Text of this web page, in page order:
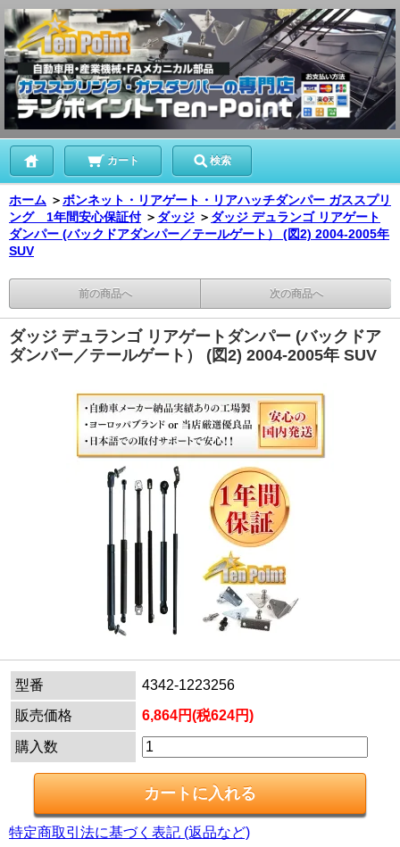
カート 検索
ホーム ＞ボンネット・リアゲート・リアハッチダンパー ガススプリ
ング 1年間安心保証付 ＞ ダッジ ＞ ダッジ デュランゴ リアゲート
ダンパー (バックドアダンパー／テールゲート） (図2) 2004-2005年
SUV
前の商品へ 次の商品へ
ダッジ デュランゴ リアゲートダンパー (バックドア
ダンパー／テールゲート） (図2) 2004-2005年 SUV
型番
4342-1223256
販売価格
6,864円(税624円)
購入数
特定商取引法に基づく表記 (返品など)